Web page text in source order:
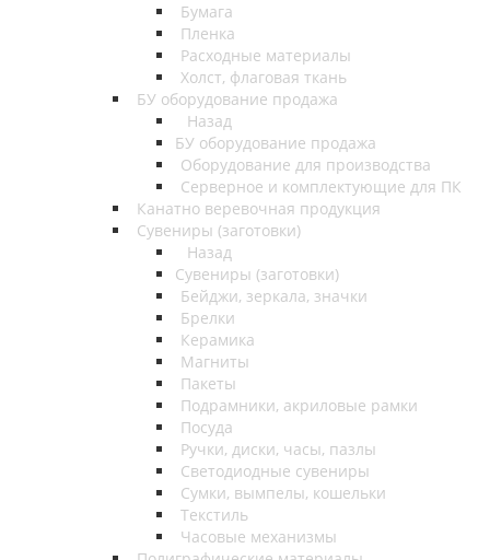
Бумага
Пленка
Расходные материалы
Холст, флаговая ткань
БУ оборудование продажа
Назад
БУ оборудование продажа
Оборудование для производства
Серверное и комплектующие для ПК
Канатно веревочная продукция
Сувениры (заготовки)
Назад
Сувениры (заготовки)
Бейджи, зеркала, значки
Брелки
Керамика
Магниты
Пакеты
Подрамники, акриловые рамки
Посуда
Ручки, диски, часы, пазлы
Светодиодные сувениры
Сумки, вымпелы, кошельки
Текстиль
Часовые механизмы